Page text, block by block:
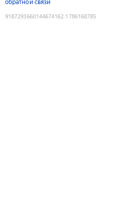
обратной связи
9187293660144674162:1786168785